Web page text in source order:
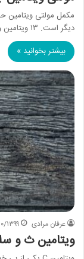
مکمل مولتی ویتامین
دیگر است. ۱۳ ویتامین و حداقل…
بیشتر بخوانید »
عرفان مرادی ۱۷/۱۰/
ویتامین ث و